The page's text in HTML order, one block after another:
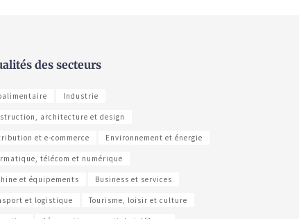
des secteurs
Industrie
architecture et design
et e-commerce Environnement et énergie
télécom et numérique
et équipements Business et services
et logistique Tourisme, loisir et culture